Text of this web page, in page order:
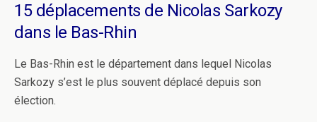
15 déplacements de Nicolas Sarkozy
dans le Bas-Rhin
Le Bas-Rhin est le département dans lequel Nicolas
Sarkozy s’est le plus souvent déplacé depuis son
élection.